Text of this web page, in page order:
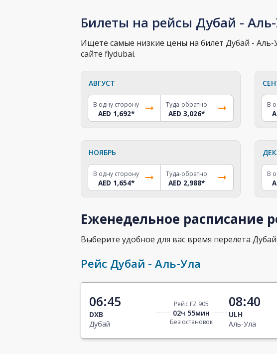
Билеты на рейсы Дубай -
Ищете самые низкие цены на билет Дубай -
сайте flydubai.
АВГУСТ
В одну сторону
AED 1,692*
Туда-обратно
AED 3,026*
В
НОЯБРЬ
В одну сторону
AED 1,654*
Туда-обратно
AED 2,988*
В
Еженедельное расписание
Выберите удобное для вас время перелета
Рейс Дубай - Аль-Ула
06:45
DXB
Дубай
Рейс FZ 905
02ч 55мин
Без остановок
08:40
ULH
Аль-Ула